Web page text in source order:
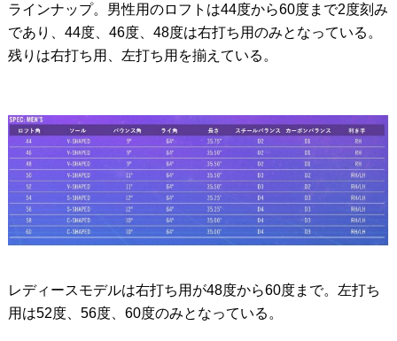
ラインナップ。男性用のロフトは44度から60度まで2度刻み
であり、44度、46度、48度は右打ち用のみとなっている。
残りは右打ち用、左打ち用を揃えている。
レディースモデルは右打ち用が48度から60度まで。左打ち
用は52度、56度、60度のみとなっている。